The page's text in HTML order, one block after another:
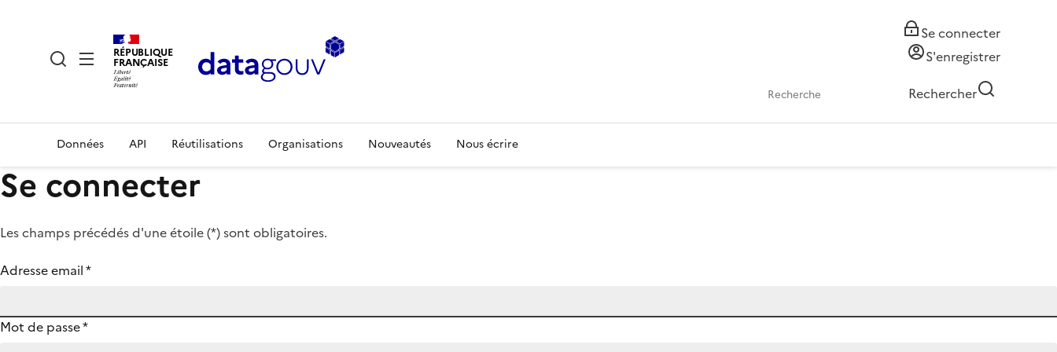
RÉPUBLIQUE
FRANÇAISE
Se connecter
S'enregistrer
Rechercher
Données API Réutilisations Organisations Nouveautés Nous écrire
Se connecter
Les champs précédés d'une étoile (*) sont obligatoires.
Adresse email*
Mot de passe*